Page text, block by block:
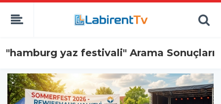
"hamburg yaz festivali" Arama Sonuçları